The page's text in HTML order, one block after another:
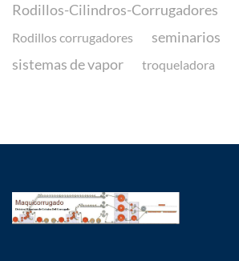
Rodillos-Cilindros-Corrugadores
Rodillos corrugadores seminarios
sistemas de vapor troqueladora